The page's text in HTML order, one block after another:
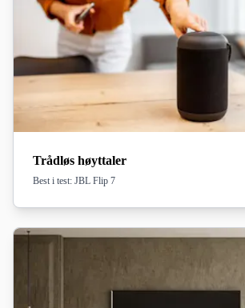
Trådløs høyttaler
Best i test: JBL Flip 7